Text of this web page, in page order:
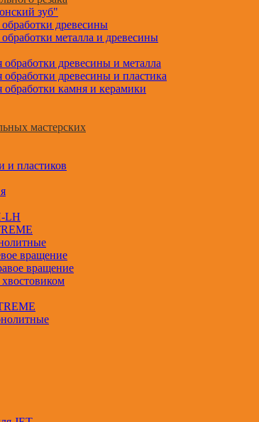
зуб"
древесины
металла и древесины
древесины и металла
древесины и пластика
камня и керамики
мастерских
и пластиков
LH
вращение
вращение